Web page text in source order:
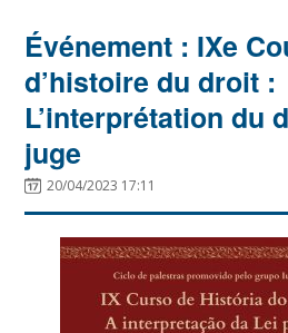
Événement : IXe
d’histoire du droit :
L’interprétation du
juge
20/04/2023 17:11